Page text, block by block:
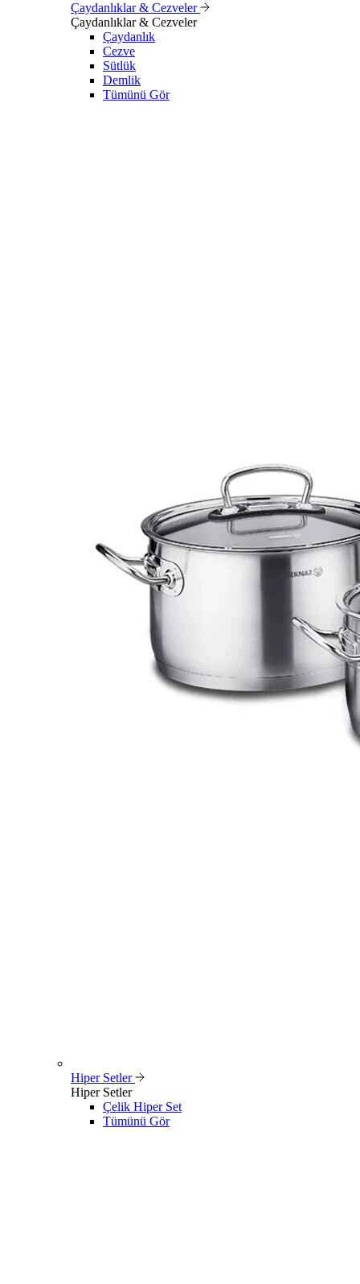
Çaydanlıklar & Cezveler
Çaydanlıklar & Cezveler
Çaydanlık
Cezve
Sütlük
Demlik
Tümünü Gör
Hiper Setler
Hiper Setler
Çelik Hiper Set
Tümünü Gör